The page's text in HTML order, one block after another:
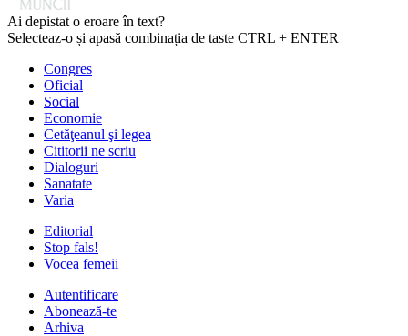
Ai depistat o eroare în text?
Selecteaz-o și apasă combinația de taste CTRL + ENTER
Congres
Oficial
Social
Economie
Cetăţeanul şi legea
Cititorii ne scriu
Dialoguri
Sanatate
Varia
Editorial
Stop fals!
Vocea femeii
Autentificare
Abonează-te
Arhiva